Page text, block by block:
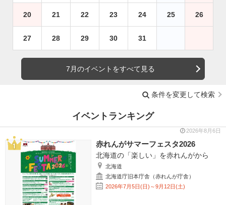
20 21 22 23 24 25 26
27 28 29 30 31
7月のイベントをすべて見る
条件を変更して検索
イベントランキング
2026年8月6日
赤れんがサマーフェスタ2026
北海道の「楽しい」を赤れんがから
北海道
北海道庁旧本庁舎（赤れんが庁舎）
2026年7月5日(日)～9月12日(土)